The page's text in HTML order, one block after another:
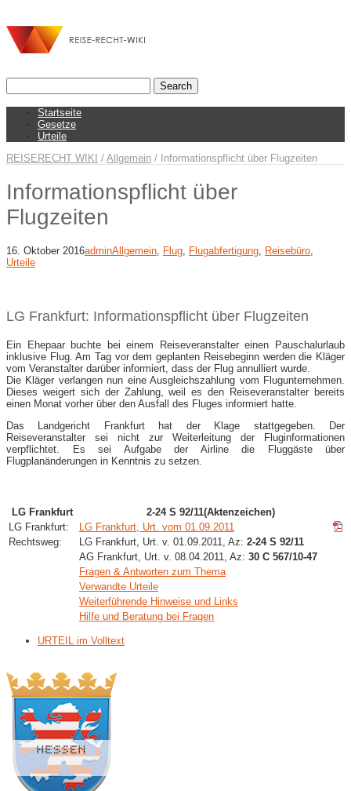
Startseite
Gesetze
Urteile
REISERECHT WIKI / Allgemein / Informationspflicht über Flugzeiten
Informationspflicht über
Flugzeiten
16. Oktober 2016adminAllgemein Flug Flugabfertigung Reisebüro
Urteile
LG Frankfurt: Informationspflicht über Flugzeiten
Ein Ehepaar buchte bei einem Reiseveranstalter einen Pauschalurlaub
inklusive Flug. Am Tag vor dem geplanten Reisebeginn werden die Kläger
vom Veranstalter darüber informiert, dass der Flug annulliert wurde.
Die Kläger verlangen nun eine Ausgleichszahlung vom Flugunternehmen.
Dieses weigert sich der Zahlung, weil es den Reiseveranstalter bereits
einen Monat vorher über den Ausfall des Fluges informiert hatte.
Das Landgericht Frankfurt hat der Klage stattgegeben. Der
Reiseveranstalter sei nicht zur Weiterleitung der Fluginformationen
verpflichtet. Es sei Aufgabe der Airline die Fluggäste über
Flugplanänderungen in Kenntnis zu setzen.
LG Frankfurt
2-24 S 92/11(Aktenzeichen)
LG Frankfurt:
LG Frankfurt, Urt. vom 01.09.2011
Rechtsweg:
LG Frankfurt, Urt. v. 01.09.2011, Az: 2-24 S 92/11
AG Frankfurt, Urt. v. 08.04.2011, Az: 30 C 567/10-47
Fragen & Antworten zum Thema
Verwandte Urteile
Weiterführende Hinweise und Links
Hilfe und Beratung bei Fragen
URTEIL im Volltext